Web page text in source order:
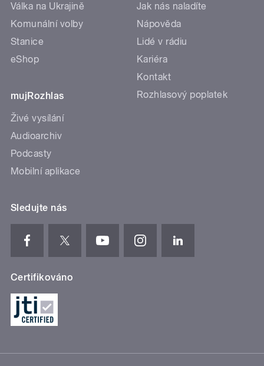
Válka na Ukrajině
Komunální volby
Stanice
eShop
mujRozhlas
Živé vysílání
Audioarchiv
Podcasty
Mobilní aplikace
Jak nás naladíte
Nápověda
Lidé v rádiu
Kariéra
Kontakt
Rozhlasový poplatek
Sledujte nás
Certifikováno